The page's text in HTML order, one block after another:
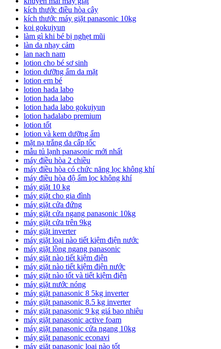
kích thước điều hòa cây
kích thước máy giặt panasonic 10kg
koi gokujyun
làm gì khi bé bị nghẹt mũi
làn da nhạy cảm
lan nach nam
lotion cho bé sơ sinh
lotion dưỡng ẩm da mặt
lotion em bé
lotion hada labo
lotion hada labo
lotion hada labo gokujyun
lotion hadalabo premium
lotion tốt
lotion và kem dưỡng ẩm
mặt nạ trắng da cấp tốc
mẫu tủ lạnh panasonic mới nhất
máy điều hòa 2 chiều
máy điều hòa có chức năng lọc không khí
máy điều hòa độ ẩm lọc không khí
máy giặt 10 kg
máy giặt cho gia đình
máy giặt cửa đứng
máy giặt cửa ngang panasonic 10kg
máy giặt cửa trên 9kg
máy giặt inverter
máy giặt loại nào tiết kiệm điện nước
máy giặt lồng ngang panasonic
máy giặt nào tiết kiệm điện
máy giặt nào tiết kiệm điện nước
máy giặt nào tốt và tiết kiệm điện
máy giặt nước nóng
máy giặt panasonic 8 5kg inverter
máy giặt panasonic 8.5 kg inverter
máy giặt panasonic 9 kg giá bao nhiêu
máy giặt panasonic active foam
máy giặt panasonic cửa ngang 10kg
máy giặt panasonic econavi
máy giặt panasonic loại nào tốt